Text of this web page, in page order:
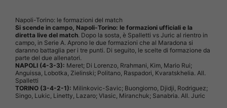
Napoli-Torino: le formazioni del match
Si scende in campo, Napoli-Torino: le formazioni ufficiali e la
diretta live del match. Dopo la sosta, è Spalletti vs Juric al rientro in
campo, in Serie A. Aprono le due formazioni che al Maradona si
daranno battaglia per i tre punti. Di seguito, le scelte di formazione da
parte del due allenatori.
NAPOLI (4-3-3): Meret; Di Lorenzo, Rrahmani, Kim, Mario Rui;
Anguissa, Lobotka, Zielinski; Politano, Raspadori, Kvaratskhelia. All.
Spalletti
TORINO (3-4-2-1): Milinkovic-Savic; Buongiorno, Djidji, Rodriguez;
Singo, Lukic, Linetty, Lazaro; Vlasic, Miranchuk; Sanabria. All. Juric